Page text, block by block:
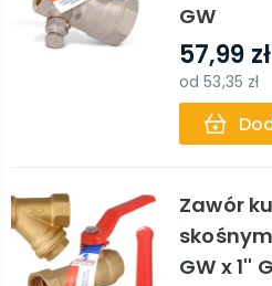
GW
57,99 zł
od53,35 zł
Zawór
GW x 1''